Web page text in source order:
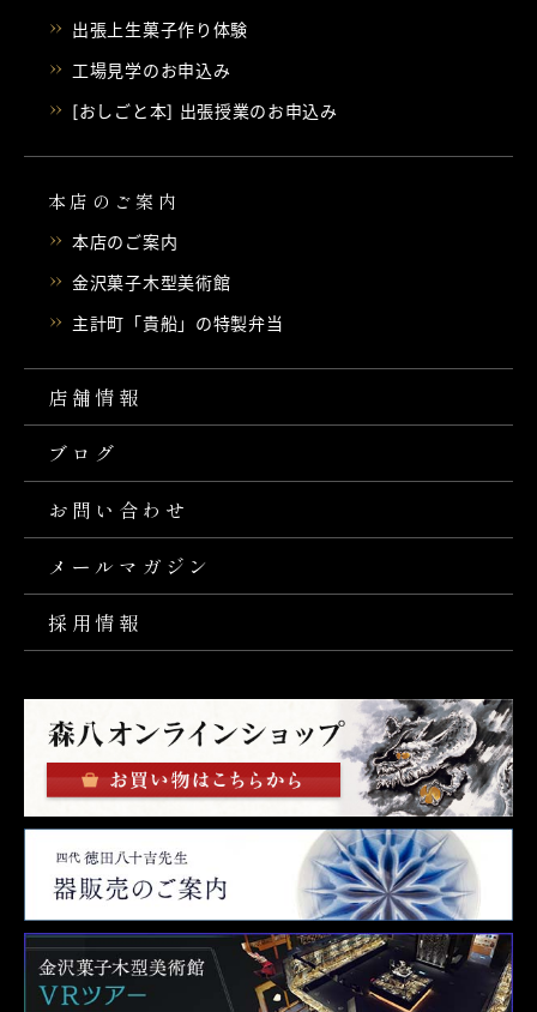
出張上生菓子作り体験
工場見学のお申込み
[おしごと本] 出張授業のお申込み
本店のご案内
本店のご案内
金沢菓子木型美術館
主計町「貴船」の特製弁当
店舗情報
ブログ
お問い合わせ
メールマガジン
採用情報